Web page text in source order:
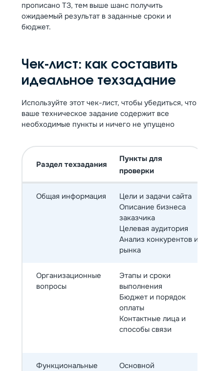
прописано ТЗ, тем выше шанс получить
ожидаемый результат в заданные сроки и
бюджет.
Чек-лист: как составить
идеальное техзадание
Используйте этот чек-лист, чтобы убедиться, что
ваше техническое задание содержит все
необходимые пункты и ничего не упущено
Раздел техзадания
Пункты для
проверки
Общая информация
Цели и задачи сайта
Описание бизнеса
заказчика
Целевая аудитория
Анализ конкурентов и
рынка
Организационные
вопросы
Этапы и сроки
выполнения
Бюджет и порядок
оплаты
Контактные лица и
способы связи
Функциональные
Основной